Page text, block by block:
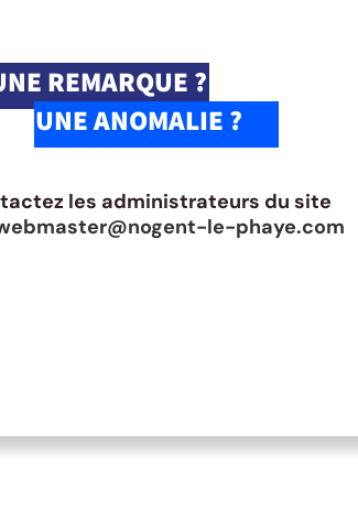
REMARQUE ?
UNE ANOMALIE ?
les administrateurs du site
le-phaye.com